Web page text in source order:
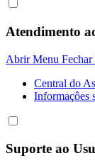
Atendimento
Abrir Menu
Central do
Informaçôes
Suporte ao